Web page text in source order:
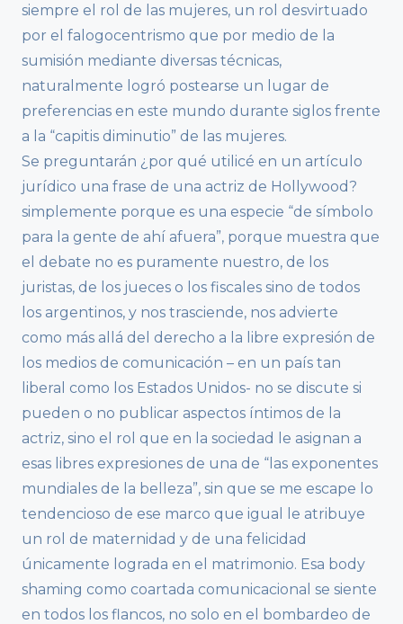
siempre el rol de las mujeres, un rol desvirtuado
por el falogocentrismo que por medio de la
sumisión mediante diversas técnicas,
naturalmente logró postearse un lugar de
preferencias en este mundo durante siglos frente
a la “capitis diminutio” de las mujeres.
Se preguntarán ¿por qué utilicé en un artículo
jurídico una frase de una actriz de Hollywood?
simplemente porque es una especie “de símbolo
para la gente de ahí afuera”, porque muestra que
el debate no es puramente nuestro, de los
juristas, de los jueces o los fiscales sino de todos
los argentinos, y nos trasciende, nos advierte
como más allá del derecho a la libre expresión de
los medios de comunicación – en un país tan
liberal como los Estados Unidos- no se discute si
pueden o no publicar aspectos íntimos de la
actriz, sino el rol que en la sociedad le asignan a
esas libres expresiones de una de “las exponentes
mundiales de la belleza”, sin que se me escape lo
tendencioso de ese marco que igual le atribuye
un rol de maternidad y de una felicidad
únicamente lograda en el matrimonio. Esa body
shaming como coartada comunicacional se siente
en todos los flancos, no solo en el bombardeo de